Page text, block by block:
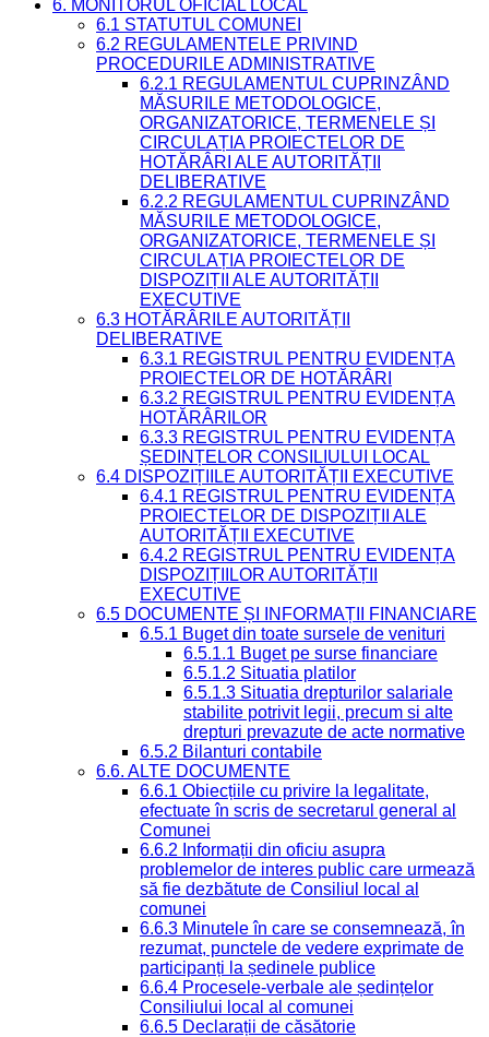
6. MONITORUL OFICIAL LOCAL
6.1 STATUTUL COMUNEI
6.2 REGULAMENTELE PRIVIND
PROCEDURILE ADMINISTRATIVE
6.2.1 REGULAMENTUL CUPRINZÂND
MĂSURILE METODOLOGICE,
ORGANIZATORICE, TERMENELE ȘI
CIRCULAȚIA PROIECTELOR DE
HOTĂRÂRI ALE AUTORITĂȚII
DELIBERATIVE
6.2.2 REGULAMENTUL CUPRINZÂND
MĂSURILE METODOLOGICE,
ORGANIZATORICE, TERMENELE ȘI
CIRCULAȚIA PROIECTELOR DE
DISPOZIȚII ALE AUTORITĂȚII
EXECUTIVE
6.3 HOTĂRÂRILE AUTORITĂȚII
DELIBERATIVE
6.3.1 REGISTRUL PENTRU EVIDENȚA
PROIECTELOR DE HOTĂRÂRI
6.3.2 REGISTRUL PENTRU EVIDENȚA
HOTĂRÂRILOR
6.3.3 REGISTRUL PENTRU EVIDENȚA
ȘEDINȚELOR CONSILIULUI LOCAL
6.4 DISPOZIȚIILE AUTORITĂȚII EXECUTIVE
6.4.1 REGISTRUL PENTRU EVIDENȚA
PROIECTELOR DE DISPOZIȚII ALE
AUTORITĂȚII EXECUTIVE
6.4.2 REGISTRUL PENTRU EVIDENȚA
DISPOZIȚIILOR AUTORITĂȚII
EXECUTIVE
6.5 DOCUMENTE ȘI INFORMAȚII FINANCIARE
6.5.1 Buget din toate sursele de venituri
6.5.1.1 Buget pe surse financiare
6.5.1.2 Situatia platilor
6.5.1.3 Situatia drepturilor salariale
stabilite potrivit legii, precum si alte
drepturi prevazute de acte normative
6.5.2 Bilanturi contabile
6.6. ALTE DOCUMENTE
6.6.1 Obiecțiile cu privire la legalitate,
efectuate în scris de secretarul general al
Comunei
6.6.2 Informații din oficiu asupra
problemelor de interes public care urmează
să fie dezbătute de Consiliul local al
comunei
6.6.3 Minutele în care se consemnează, în
rezumat, punctele de vedere exprimate de
participanți la ședinele publice
6.6.4 Procesele-verbale ale ședințelor
Consiliului local al comunei
6.6.5 Declarații de căsătorie